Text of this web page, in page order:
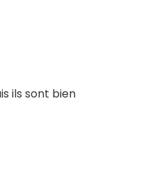
ils sont bien